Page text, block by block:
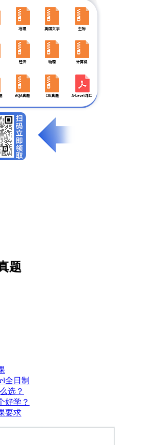
题
全日制
选？
好学？
要求